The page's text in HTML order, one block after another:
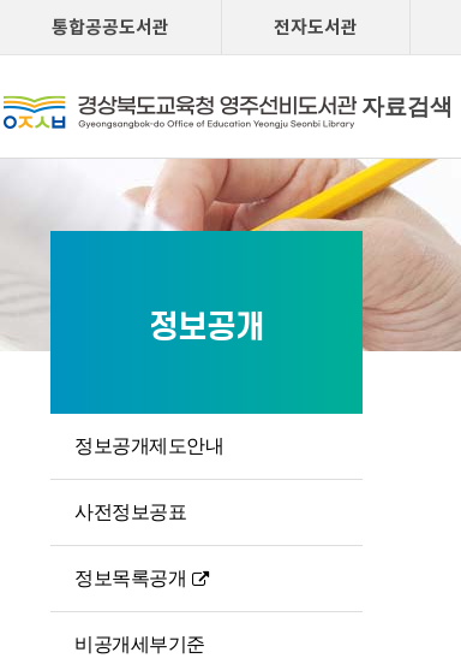
통합공공도서관 전자도서관
자료검색
정보공개
정보공개제도안내
사전정보공표
정보목록공개
비공개세부기준